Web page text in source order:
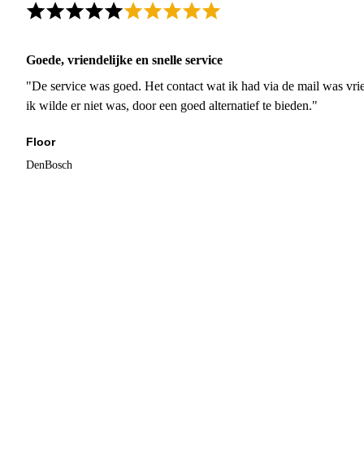
Goede, vriendelijke en snelle service
"De service was goed. Het contact wat ik had via de mail was
ik wilde er niet was, door een goed alternatief te bieden."
Floor
DenBosch